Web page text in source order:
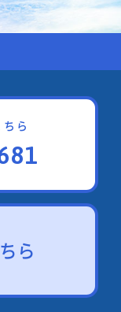
ら
ら